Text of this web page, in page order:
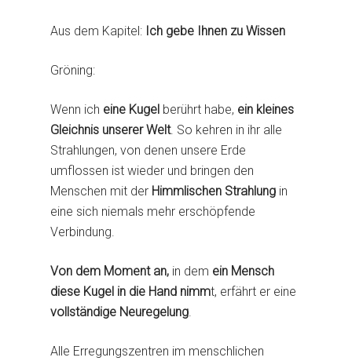
Aus dem Kapitel: Ich gebe Ihnen zu Wissen
Gröning:
Wenn ich eine Kugel berührt habe, ein kleines
Gleichnis unserer Welt. So kehren in ihr alle
Strahlungen, von denen unsere Erde
umflossen ist wieder und bringen den
Menschen mit der Himmlischen Strahlung in
eine sich niemals mehr erschöpfende
Verbindung.
Von dem Moment an, in dem ein Mensch
diese Kugel in die Hand nimmt, erfährt er eine
vollständige Neuregelung
Alle Erregungszentren im menschlichen